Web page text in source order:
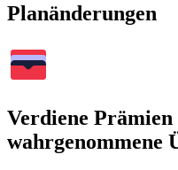
Planänderungen
Verdiene
wahrgenommene